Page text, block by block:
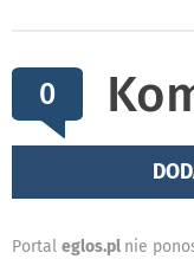
0
Portal eglos.pl nie